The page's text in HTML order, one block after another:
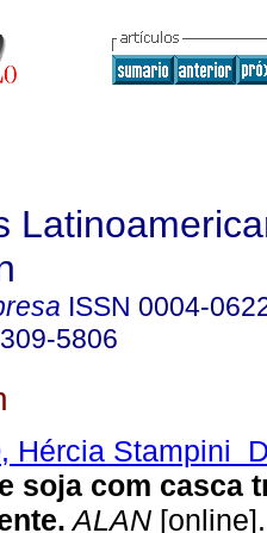
ISSN 0004-
5806
Hércia Stampini
soja com casca
. ALAN